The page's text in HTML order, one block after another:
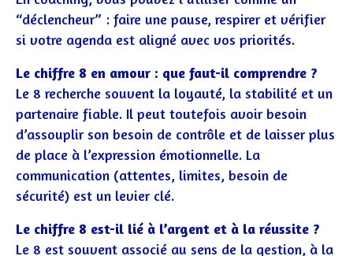
“déclencheur” : faire une pause, respirer et vérifier
si votre agenda est aligné avec vos priorités.
Le chiffre 8 en amour : que faut-il comprendre ?
Le 8 recherche souvent la loyauté, la stabilité et un
partenaire fiable. Il peut toutefois avoir besoin
d’assouplir son besoin de contrôle et de laisser plus
de place à l’expression émotionnelle. La
communication (attentes, limites, besoin de
sécurité) est un levier clé.
Le chiffre 8 est-il lié à l’argent et à la réussite ?
Le 8 est souvent associé au sens de la gestion, à la